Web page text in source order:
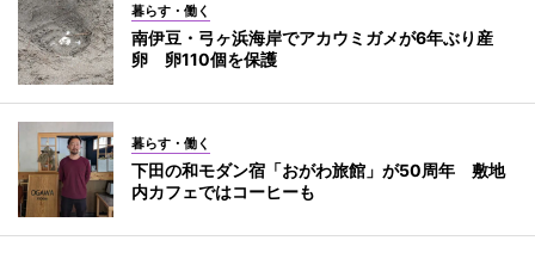
暮らす・働く
南伊豆・弓ヶ浜海岸でアカウミガメが6年ぶり産
卵 卵110個を保護
暮らす・働く
下田の和モダン宿「おがわ旅館」が50周年 敷地
内カフェではコーヒーも